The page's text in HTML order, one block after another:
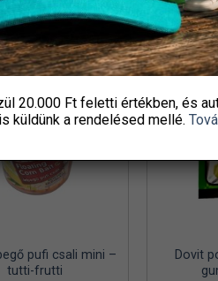
pufi csali mini –
tutti-frutti
Dovit
20.000 Ft felettiértékben, és
küldünk a rendelésed mellé.